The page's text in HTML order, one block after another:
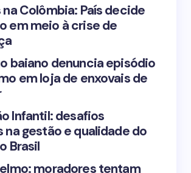
*
and email in this browser for the
Submit Comment
Colômbia: País decide
em meio à crise de
baiano denuncia episódio
em loja de enxovais de
Infantil: desafios
na gestão e qualidade do
Brasil
moradores tentam